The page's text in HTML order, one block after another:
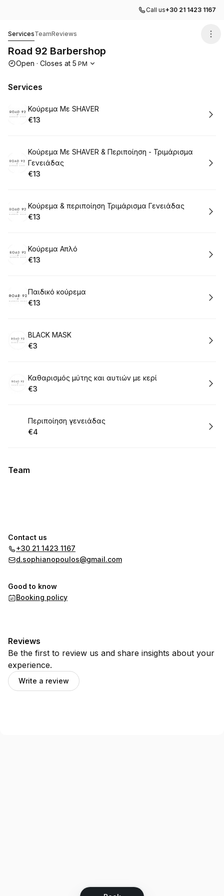
Call us+30 21 1423 1167
ServicesTeamReviews
Road 92 Barbershop
Opening hours
Open · Closes at 5 PM
Services
Book
Κούρεμα Με SHAVER
.Price
€13
Book
Κούρεμα Με SHAVER & Περιποίηση - Τριμάρισμα
Γενειάδας
.Price
€13
Book
Κούρεμα & περιποίηση Τριμάρισμα Γενειάδας
.Price
€13
Book
Κούρεμα Απλό
.Price
€13
Book
Παιδικό κούρεμα
.Price
€13
Book
BLACK MASK
.Price
€3
Book
Καθαρισμός μύτης και αυτιών με κερί
.Price
€3
Book
Περιποίηση γενειάδας
.Price
€4
Team
Contact us
+30 21 1423 1167
d.sophianopoulos@gmail.com
Good to know
Booking policy
Reviews
Be the first to review us and share insights about your
experience.
Write a review